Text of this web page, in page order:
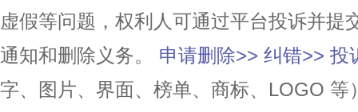
虚假等问题，权利人可通过平台投诉并提
通知和删除义务。
申请删除>> 纠错>> 投
字、图片、界面、榜单、商标、LOGO